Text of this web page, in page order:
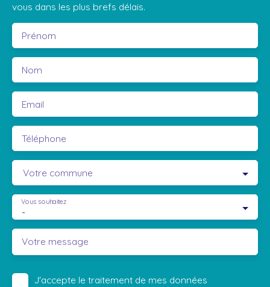
vous dans les plus brefs délais.
Prénom
Nom
Email
Téléphone
Votre commune
-
Vous souhaitez
Votre message
J'accepte le traitement de mes données